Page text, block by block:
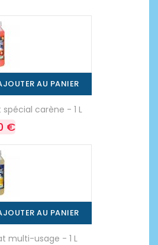
AU PANIER
carène - 1 L
€
AU PANIER
multi-usage - 1 L